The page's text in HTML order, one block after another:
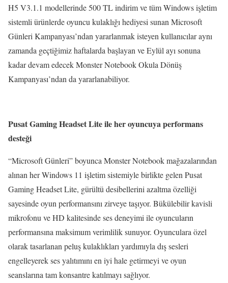
H5 V3.1.1 modellerinde 500 TL indirim ve tüm Windows işletim
sistemli ürünlerde oyuncu kulaklığı hediyesi sunan Microsoft
Günleri Kampanyası’ndan yararlanmak isteyen kullanıcılar aynı
zamanda geçtiğimiz haftalarda başlayan ve Eylül ayı sonuna
kadar devam edecek Monster Notebook Okula Dönüş
Kampanyası’ndan da yararlanabiliyor.
Pusat Gaming Headset Lite ile her oyuncuya performans
desteği
“Microsoft Günleri” boyunca Monster Notebook mağazalarından
alınan her Windows 11 işletim sistemiyle birlikte gelen Pusat
Gaming Headset Lite, gürültü desibellerini azaltma özelliği
sayesinde oyun performansını zirveye taşıyor. Bükülebilir kavisli
mikrofonu ve HD kalitesinde ses deneyimi ile oyuncuların
performansına maksimum verimlilik sunuyor. Oyunculara özel
olarak tasarlanan peluş kulaklıkları yardımıyla dış sesleri
engelleyerek ses yalıtımını en iyi hale getirmeyi ve oyun
seanslarına tam konsantre katılmayı sağlıyor.